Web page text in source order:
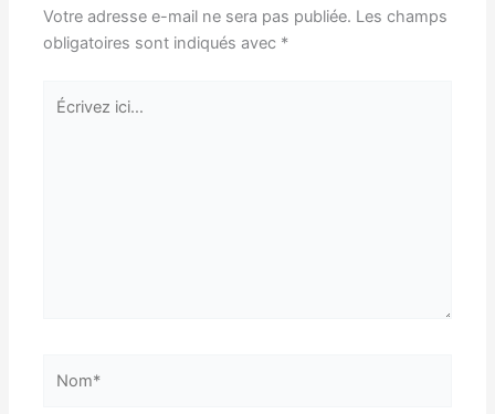
Votre adresse e-mail ne sera pas publiée. Les champs
obligatoires sont indiqués avec *
Écrivez
ici…